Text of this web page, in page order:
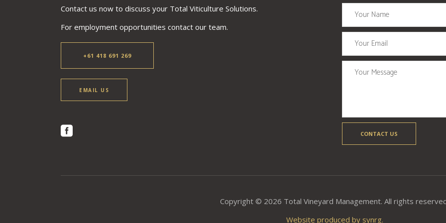
Contact us now to discuss your Total Viticulture Solutions.
For employment opportunities contact our team.
+61 418 691 269
EMAIL US
Copyright © 2026 Total Vineyard Management. All rights
Website produced by synrg.